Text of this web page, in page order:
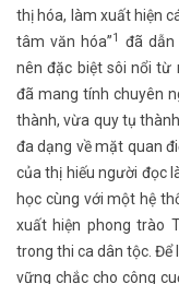
thị hóa, làm xuất hiện
tâm văn hóa”1
đã dẫn
nên đặc biệt sôi nổi từ
đã mang tính chuyên
thành, vừa quy tụ
đa dạng về mặt quan
của thị hiếu người đọc
học cùng với một hệ
xuất hiện phong trào
trong thi ca dân tộc. Để
vững chắc cho công